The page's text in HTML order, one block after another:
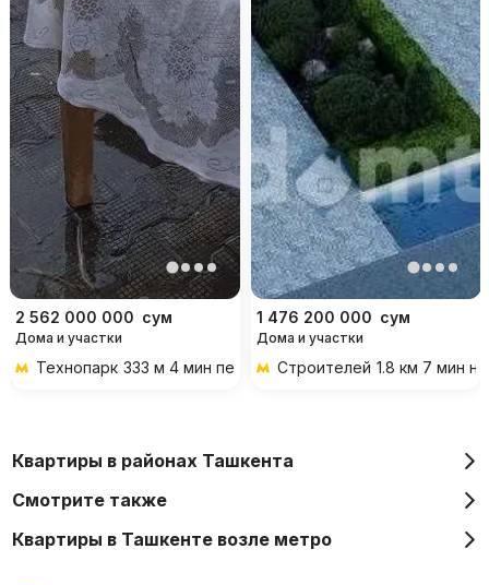
2 562 000 000 сум
Дома и участки
Технопарк 333 м 4 мин пешком
1 476 200 000 сум
Дома и участки
Строителей 1.8 км 7 мин
Квартиры в районах Ташкента
Смотрите также
Квартиры в Ташкенте возле метро